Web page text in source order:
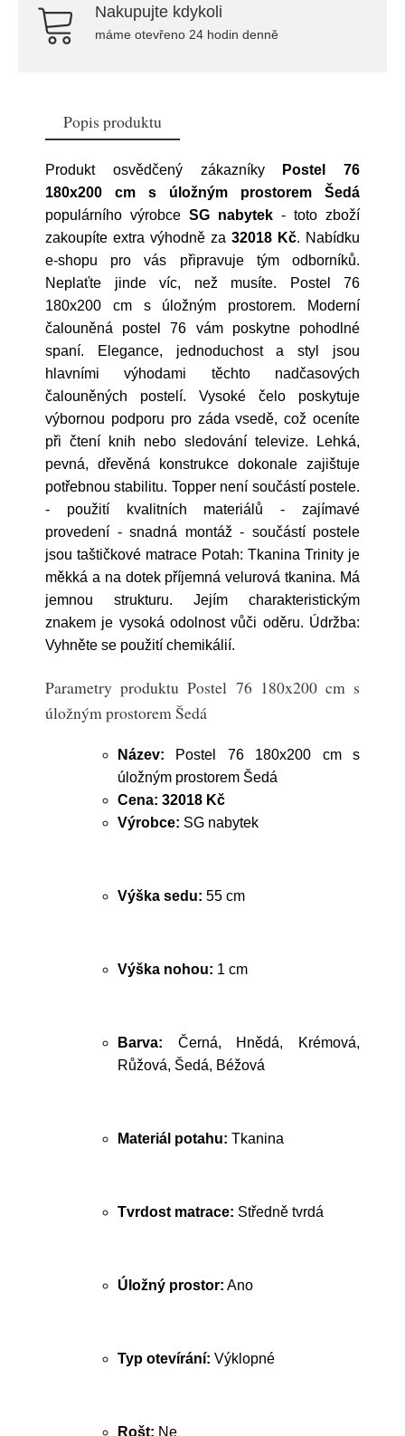
Nakupujte kdykoli
máme otevřeno 24 hodin denně
Popis produktu
Produkt osvědčený zákazníky
Postel 76
180x200 cm s úložným prostorem Šedá
populárního výrobce SG nabytek - toto zboží
zakoupíte extra výhodně za 32018 Kč. Nabídku
e-shopu pro vás připravuje tým odborníků.
Neplaťte jinde víc, než musíte. Postel 76
180x200 cm s úložným prostorem. Moderní
čalouněná postel 76 vám poskytne pohodlné
spaní. Elegance, jednoduchost a styl jsou
hlavními výhodami těchto nadčasových
čalouněných postelí. Vysoké čelo poskytuje
výbornou podporu pro záda vsedě, což oceníte
při čtení knih nebo sledování televize. Lehká,
pevná, dřevěná konstrukce dokonale zajištuje
potřebnou stabilitu. Topper není součástí postele.
- použití kvalitních materiálů - zajímavé
provedení - snadná montáž - součástí postele
jsou taštičkové matrace Potah: Tkanina Trinity je
měkká a na dotek příjemná velurová tkanina. Má
jemnou strukturu. Jejím charakteristickým
znakem je vysoká odolnost vůči oděru. Údržba:
Vyhněte se použití chemikálií.
Parametry produktu Postel 76 180x200 cm s
úložným prostorem Šedá
Název: Postel 76 180x200 cm s
úložným prostorem Šedá
Cena: 32018 Kč
Výrobce: SG nabytek
Výška sedu: 55 cm
Výška nohou: 1 cm
Barva: Černá, Hnědá, Krémová,
Růžová, Šedá, Béžová
Materiál potahu: Tkanina
Tvrdost matrace: Středně tvrdá
Úložný prostor: Ano
Typ otevírání: Výklopné
Rošt: Ne